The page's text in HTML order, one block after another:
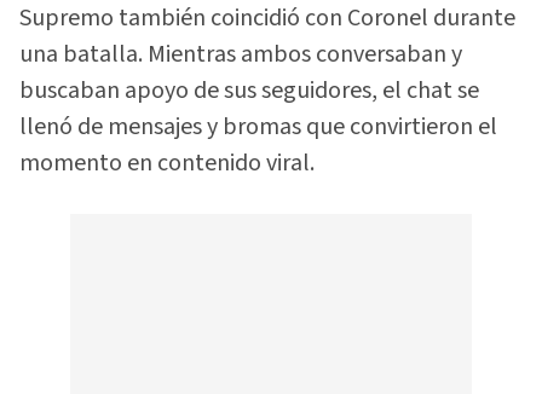
Supremo también coincidió con Coronel durante
una batalla. Mientras ambos conversaban y
buscaban apoyo de sus seguidores, el chat se
llenó de mensajes y bromas que convirtieron el
momento en contenido viral.